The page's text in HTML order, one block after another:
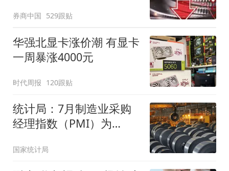
券商中国 529跟贴
华强北显卡涨价潮 有显卡
一周暴涨4000元
时代周报 120跟贴
统计局：7月制造业采购
经理指数（PMI）为
国家统计局